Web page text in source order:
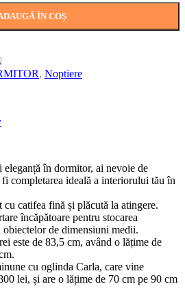
ÎN COȘ
, Noptiere
în dormitor, ai nevoie de
completarea ideală a interiorului tău în
catifea fină și plăcută la atingere.
încăpătoare pentru stocarea
de dimensiuni medii.
este de 83,5 cm, având o lățime de
cu oglinda Carla, care vine
lei, și are o lățime de 70 cm pe 90 cm